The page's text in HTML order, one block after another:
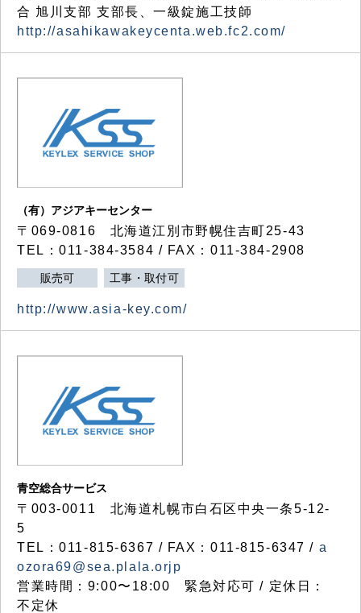
合 旭川支部 支部長、一級錠施工技師
http://asahikawakeycenta.web.fc2.com/
（有）アジアキーセンター
〒069-0816 北海道江別市野幌住吉町25-43
TEL：011-384-3584 / FAX：011-384-2908
販売可 工事・取付可
http://www.asia-key.com/
青空総合サービス
〒003-0011 北海道札幌市白石区中央一条5-12-
5
TEL：011-815-6367 / FAX：011-815-6347 / a
ozora69@sea.plala.orjp
営業時間：9:00〜18:00 緊急対応可 / 定休日：
不定休